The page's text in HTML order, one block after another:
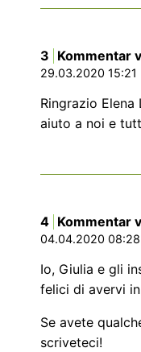
3 Kommentar
29.03.2020 15:21
Ringrazio Elena
aiuto a noi e
4 Kommentar
04.04.2020 08:28
Io, Giulia e gli
felici di avervi
Se avete
scriveteci!